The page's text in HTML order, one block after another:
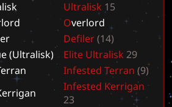
Ultralisk 15
Overlord
Defiler(14)
(Ultralisk) Elite Ultralisk 29
Infested Terran (9)
Infested Kerrigan
23